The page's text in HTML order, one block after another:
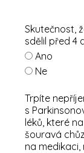
Skutečnost,
sdělil před 4
Ano
Ne
Trpíte
s
léků, které
šouravá
na